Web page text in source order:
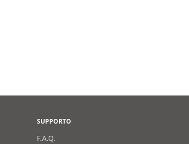
SUPPORTO
F.A.Q.